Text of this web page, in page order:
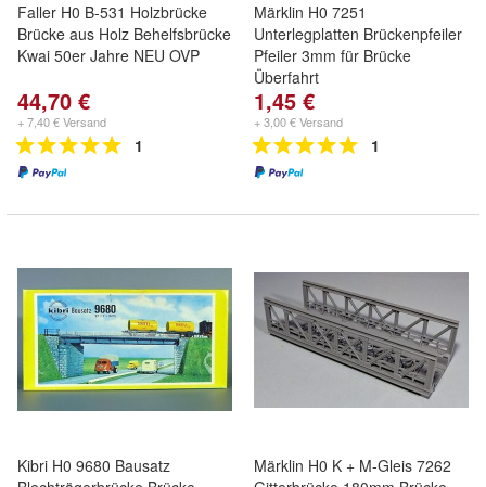
Faller H0 B-531 Holzbrücke
Brücke aus Holz Behelfsbrücke
Kwai 50er Jahre NEU OVP
44,70 €
+ 7,40 € Versand
1
Märklin H0 7251
Unterlegplatten Brückenpfeiler
Pfeiler 3mm für Brücke
Überfahrt
1,45 €
+ 3,00 € Versand
1
Kibri H0 9680 Bausatz
Märklin H0 K + M-Gleis 7262